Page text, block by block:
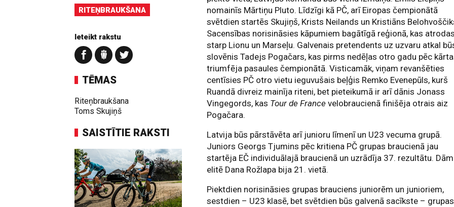
RITEŅBRAUKŠANA
Ieteikt rakstu
TĒMAS
Riteņbraukšana
Toms Skujiņš
SAISTĪTIE RAKSTI
nomainīs Mārtiņu Pluto. Līdzīgi kā PČ, arī Eiropas čempionātā
svētdien startēs Skujiņš, Krists Neilands un Kristiāns
Sacensības norisināsies kāpumiem bagātīgā reģionā, kas
starp Lionu un Marseļu. Galvenais pretendents uz uzvaru atkal
slovēnis Tadejs Pogačars, kas pirms nedēļas otro gadu pēc
triumfēja pasaules čempionātā. Visticamāk, viņam revanšēties
centīsies PČ otro vietu ieguvušais beļģis Remko Evenepūls, kurš
Ruandā divreiz mainīja riteni, bet pieteikumā ir arī dānis Jonass
Vingegords, kas Tour de Francevelobraucienā finišēja otrais aiz
Pogačara.
Latvija būs pārstāvēta arī junioru līmenī un U23 vecuma grupā.
Juniors Georgs Tjumins pēc kritiena PČ grupas braucienā jau
startēja EČ individuālajā braucienā un uzrādīja 37. rezultātu.
elitē Dana Rožlapa bija 21. vietā.
Piektdien norisināsies grupas brauciens juniorēm un junioriem,
sestdien – U23 klasē, bet svētdien būs galvenā sacīkste – grupas